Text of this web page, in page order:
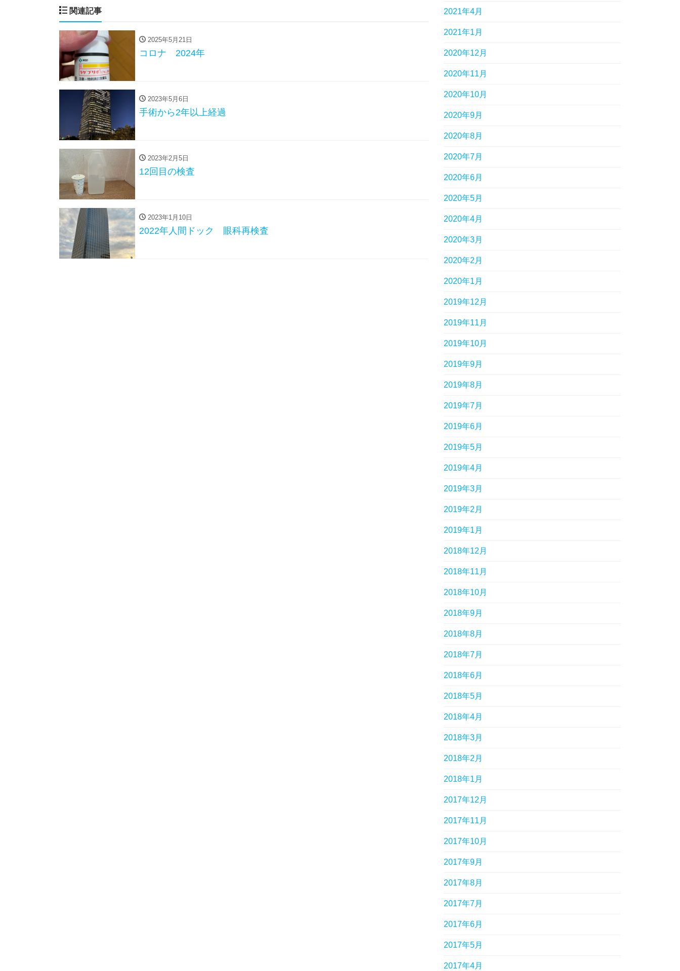
関連記事
2025年5月21日
コロナ 2024年
2023年5月6日
手術から2年以上経過
2023年2月5日
12回目の検査
2023年1月10日
2022年人間ドック 眼科再検査
2021年4月
2021年1月
2020年12月
2020年11月
2020年10月
2020年9月
2020年8月
2020年7月
2020年6月
2020年5月
2020年4月
2020年3月
2020年2月
2020年1月
2019年12月
2019年11月
2019年10月
2019年9月
2019年8月
2019年7月
2019年6月
2019年5月
2019年4月
2019年3月
2019年2月
2019年1月
2018年12月
2018年11月
2018年10月
2018年9月
2018年8月
2018年7月
2018年6月
2018年5月
2018年4月
2018年3月
2018年2月
2018年1月
2017年12月
2017年11月
2017年10月
2017年9月
2017年8月
2017年7月
2017年6月
2017年5月
2017年4月